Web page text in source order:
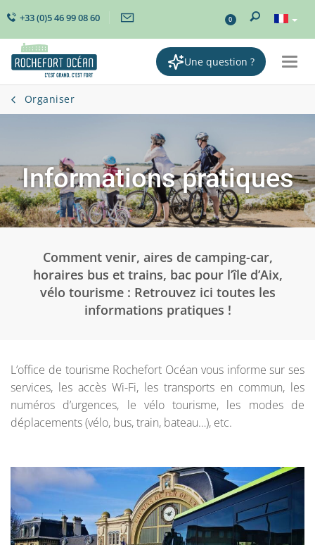
+33 (0)5 46 99 08 60 0
Une question ?
Organiser
Informations pratiques
Comment venir, aires de camping-car,
horaires bus et trains, bac pour l’île d’Aix,
vélo tourisme : Retrouvez ici toutes les
informations pratiques !
L’office de tourisme Rochefort Océan vous informe sur ses
services, les accès Wi-Fi, les transports en commun, les
numéros d’urgences, le vélo tourisme, les modes de
déplacements (vélo, bus, train, bateau…), etc.